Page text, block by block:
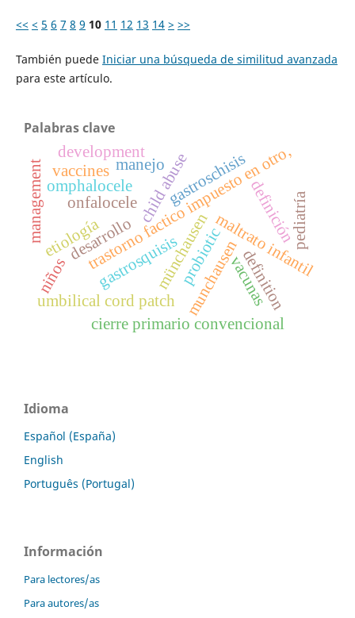
<< < 5 6 7 8 9 10 11 12 13 14 > >>
También puede Iniciar una búsqueda de similitud avanzada
para este artículo.
Palabras clave
munchausen
trastorno factico impuesto en otro,
maltrato infantil
münchausen
child abuse
gastrosquisis
onfalocele
cierre primario convencional
gastroschisis
omphalocele
umbilical cord patch
desarrollo definición
etiología
manejo
development
definition
management pediatría
niños probioticvacunas
vaccines
Idioma
Español (España)
English
Português (Portugal)
Información
Para lectores/as
Para autores/as